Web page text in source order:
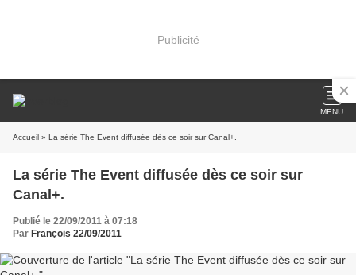
Publicité
MENU
Accueil » La série The Event diffusée dès ce soir sur Canal+.
La série The Event diffusée dès ce soir sur
Canal+.
Publié le 22/09/2011 à 07:18
Par François 22/09/2011